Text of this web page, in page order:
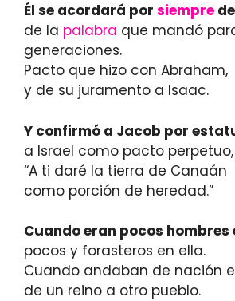
Él se acordará por siempre
de la palabra que mandó
generaciones.
Pacto que hizo con Abraham,
y de su juramento a Isaac.
Y confirmó a Jacob por
a Israel como pacto
“A ti daré la tierra de Canaán
como porción de heredad.”
Cuando eran pocos hombres
pocos y forasteros en ella.
Cuando andaban de nación
de un reino a otro pueblo.